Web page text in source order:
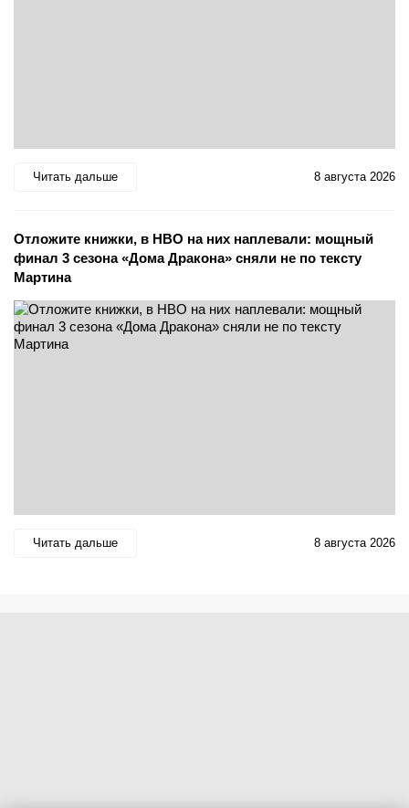
Читать дальше 8 августа 2026
Отложите книжки, в HBO на них наплевали: мощный
финал 3 сезона «Дома Дракона» сняли не по тексту
Мартина
Читать дальше 8 августа 2026